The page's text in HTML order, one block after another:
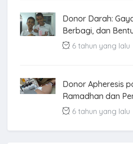
Donor Darah:
Berbagi, dan
6 tahun yang lalu
Donor Apheresis
Ramadhan dan
6 tahun yang lalu